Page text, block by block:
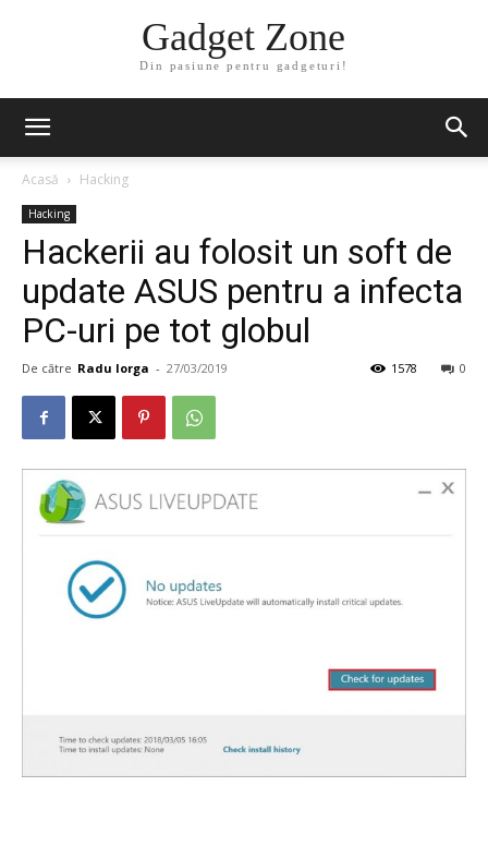
Gadget Zone
Din pasiune pentru gadgeturi!
Acasă Hacking
Hacking
Hackerii au folosit un soft de
update ASUS pentru a infecta
PC-uri pe tot globul
De către Radu Iorga - 27/03/2019 0
1578